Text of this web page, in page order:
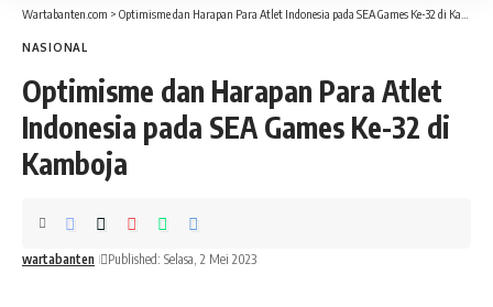
Wartabanten.com > Optimisme dan Harapan Para Atlet Indonesia pada SEA Games Ke-32 di Kamboja
NASIONAL
Optimisme dan Harapan Para Atlet
Indonesia pada SEA Games Ke-32 di
Kamboja
wartabanten Published: Selasa, 2 Mei 2023